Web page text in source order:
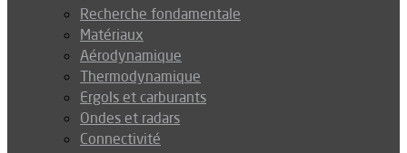
Recherche fondamentale
Matériaux
Aérodynamique
Thermodynamique
Ergols et carburants
Ondes et radars
Connectivité